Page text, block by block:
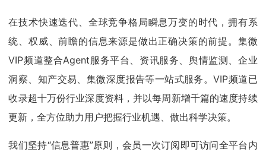
在技术快速迭代、全球竞争格局瞬息万变的时代，拥有系
统、权威、前瞻的信息来源是做出正确决策的前提。集微
VIP频道整合Agent服务平台、资讯服务、舆情监测、企业
洞察、知产交易、集微深度报告等一站式服务。VIP频道已
收录超十万份行业深度资料，并以每周新增千篇的速度持续
更新，全方位助力用户把握行业机遇、做出科学决策。
我们坚持“信息普惠”原则，会员一次订阅即可访问全平台内